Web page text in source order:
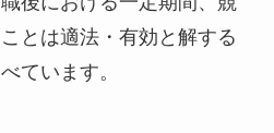
とは適法・有効と解する
ています。